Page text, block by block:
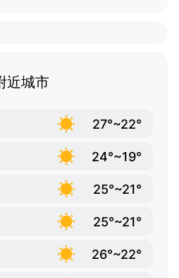
近城市
27°~22°
24°~19°
25°~21°
25°~21°
26°~22°